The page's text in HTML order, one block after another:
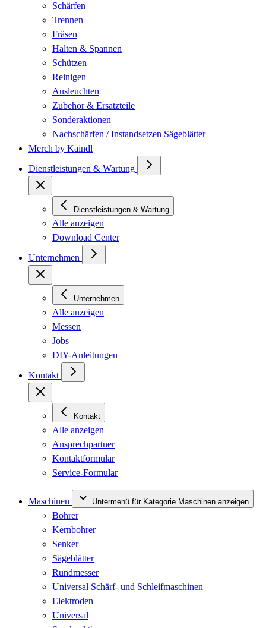
Schärfen
Trennen
Fräsen
Halten & Spannen
Schützen
Reinigen
Ausleuchten
Zubehör & Ersatzteile
Sonderaktionen
Nachschärfen / Instandsetzen Sägeblätter
Merch by Kaindl
Dienstleistungen & Wartung
Dienstleistungen & Wartung
Alle anzeigen
Download Center
Unternehmen
Unternehmen
Alle anzeigen
Messen
Jobs
DIY-Anleitungen
Kontakt
Kontakt
Alle anzeigen
Ansprechpartner
Kontaktformular
Service-Formular
Maschinen Untermenü für Kategorie Maschinen anzeigen
Bohrer
Kernbohrer
Senker
Sägeblätter
Rundmesser
Universal Schärf- und Schleifmaschinen
Elektroden
Universal